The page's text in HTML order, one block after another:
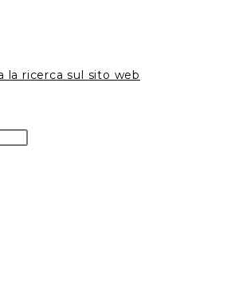
la ricerca sul sito web